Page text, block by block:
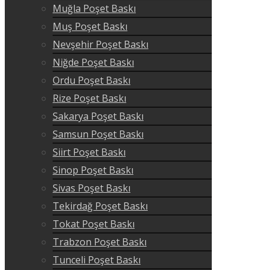
Muğla Poşet Baskı
Muş Poşet Baskı
Nevşehir Poşet Baskı
Niğde Poşet Baskı
Ordu Poşet Baskı
Rize Poşet Baskı
Sakarya Poşet Baskı
Samsun Poşet Baskı
Siirt Poşet Baskı
Sinop Poşet Baskı
Sivas Poşet Baskı
Tekirdağ Poşet Baskı
Tokat Poşet Baskı
Trabzon Poşet Baskı
Tunceli Poşet Baskı